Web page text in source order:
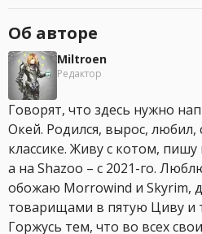
Об авторе
Miltroen
Редактор
Говорят, что здесь нужно
Окей. Родился, вырос, любил,
классике. Живу с котом, пишу
а на Shazoo – с 2021-го.
обожаю Morrowind и Skyrim,
товарищами в пятую Циву и
Горжусь тем, что во всех